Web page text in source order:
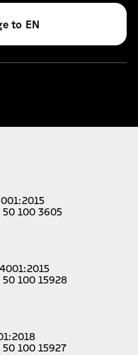
EN
50 100 3605
100 15928
100 15927